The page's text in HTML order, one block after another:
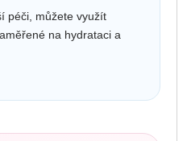
péči, můžete využít
na hydrataci a